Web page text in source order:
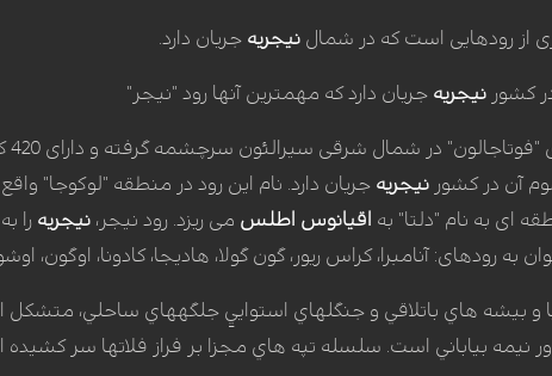
از رودهایی است که در شمال نیجریه جریان دارد.
کشور نیجریه جریان دارد که مهمترین آنها رود "نیجر"
می
آن در کشور نیجریه جریان دارد. نام این رود در منطقه "لوکوجا"
ای به نام "دلتا" به
اقیانوس اطلس می ریزد. رود نیجر، نیجریه را
رودهای: آنامبرا، کراس ریور، گون گولا، هادیجا، کادونا، اوگون،
و بيشه‏ هاي باتلاقي و جنگلهاي استواييِ جلگه‏هاي ساحلي،
نيمه ‏بياباني است. سلسله تپه‏ هاي مجزا بر فراز فلاتها سر كشيده‏